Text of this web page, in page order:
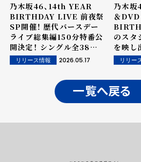
乃木坂46、14th YEAR
BIRTHDAY LIVE 前夜祭
SP開催！ 歴代バースデー
ライブ総集編150分特番公
開決定！ シングル全38曲
のライブ映像を一挙公開！！
リリース情報 2026.05.17
乃木
＆
のスタ
を映し
映像公
リリー
一覧へ戻る